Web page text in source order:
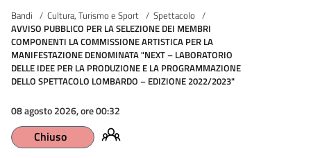
Bandi / Cultura, Turismo e Sport / Spettacolo /
AVVISO PUBBLICO PER LA SELEZIONE DEI MEMBRI
COMPONENTI LA COMMISSIONE ARTISTICA PER LA
MANIFESTAZIONE DENOMINATA "NEXT – LABORATORIO
DELLE IDEE PER LA PRODUZIONE E LA PROGRAMMAZIONE
DELLO SPETTACOLO LOMBARDO – EDIZIONE 2022/2023"
08 agosto 2026, ore 00:32
Chiuso